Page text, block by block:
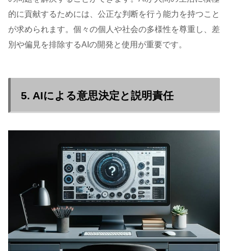
的に貢献するためには、公正な判断を行う能力を持つこと
が求められます。個々の個人や社会の多様性を尊重し、差
別や偏見を排除するAIの開発と使用が重要です。
5. AIによる意思決定と説明責任